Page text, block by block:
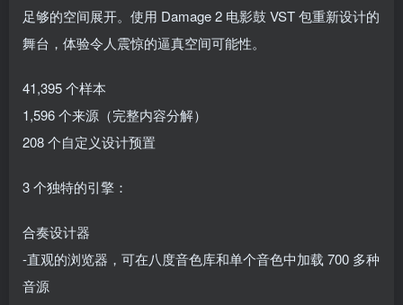
足够的空间展开。使用 Damage 2 电影鼓 VST 包重新设计的
舞台，体验令人震惊的逼真空间可能性。
41,395 个样本
1,596 个来源（完整内容分解）
208 个自定义设计预置
3 个独特的引擎：
合奏设计器
-直观的浏览器，可在八度音色库和单个音色中加载 700 多种
音源